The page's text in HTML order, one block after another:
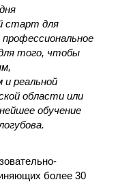
старт для
того, чтобы
реальной
области или
обучение
более 30